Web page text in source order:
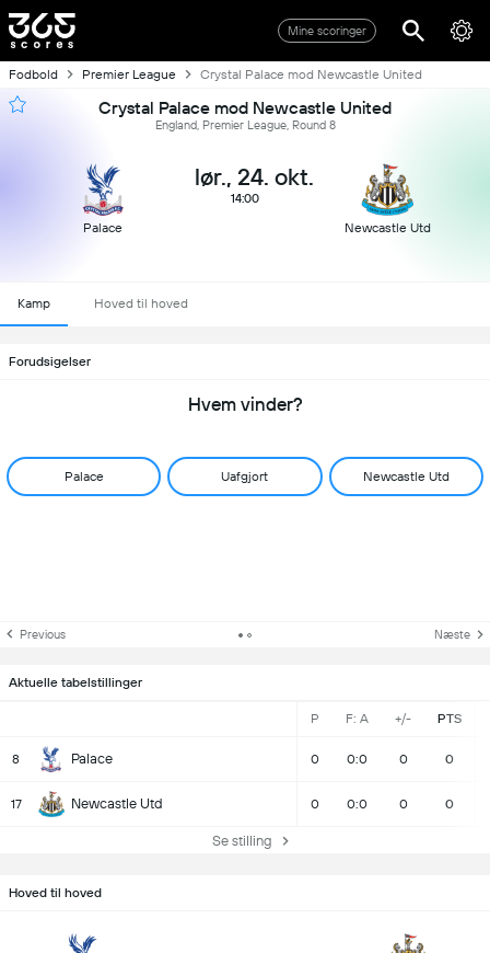
Mine scoringer
Fodbold Premier League Crystal Palace mod Newcastle United
Crystal Palace mod Newcastle United
England, Premier League, Round 8
Palace
lør., 24. okt.
14:00
Newcastle Utd
Kamp Hoved til hoved
Forudsigelser
Hvem vinder?
Palace Uafgjort Newcastle Utd
Previous Næste
Aktuelle tabelstillinger
P F: A +/- PTS
8 Palace 0 0:0 0 0
17 Newcastle Utd 0 0:0 0 0
Se stilling
Hoved til hoved